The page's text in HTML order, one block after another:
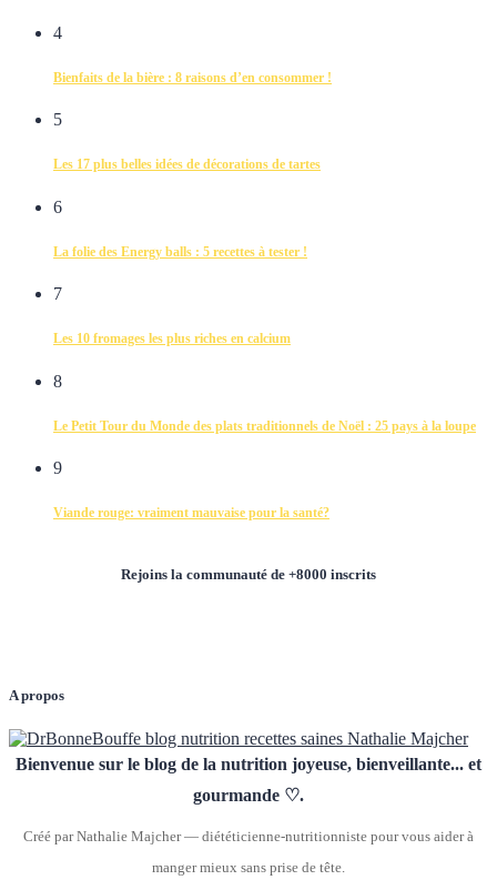
4
Bienfaits de la bière : 8 raisons d’en consommer !
5
Les 17 plus belles idées de décorations de tartes
6
La folie des Energy balls : 5 recettes à tester !
7
Les 10 fromages les plus riches en calcium
8
Le Petit Tour du Monde des plats traditionnels de Noël : 25 pays à la loupe
9
Viande rouge: vraiment mauvaise pour la santé?
Rejoins la communauté de +8000 inscrits
A propos
Bienvenue sur le blog de la nutrition joyeuse, bienveillante... et
gourmande ♡.
Créé par Nathalie Majcher — diététicienne-nutritionniste pour vous aider à
manger mieux sans prise de tête.